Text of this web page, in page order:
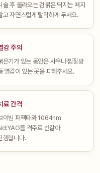
술 후 올라오는 검붉은 딱지는 떼지
고 자연스럽게 탈락하게 두세요.
감 주의
은기가 있는 동안은 사우나·찜질방
열감이 있는 곳을 피해주세요.
료 간격
이빔 퍼펙타와 1064nm
를 격주로 번갈아
행합니다.